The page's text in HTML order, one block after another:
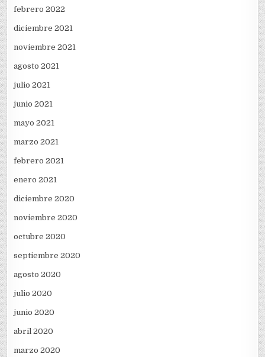
febrero 2022
diciembre 2021
noviembre 2021
agosto 2021
julio 2021
junio 2021
mayo 2021
marzo 2021
febrero 2021
enero 2021
diciembre 2020
noviembre 2020
octubre 2020
septiembre 2020
agosto 2020
julio 2020
junio 2020
abril 2020
marzo 2020